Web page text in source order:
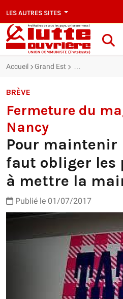
LES AUTRES SITES
Accueil Grand Est Fermeture du
BRÈVE
Fermeture du
Nancy
Pour maintenir
faut obliger les
à mettre la
Publié le 01/07/2017